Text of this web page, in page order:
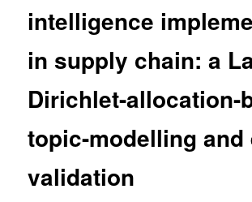
intelligence
in supply chain: a
Dirichlet-allocation-
topic-modelling and
validation